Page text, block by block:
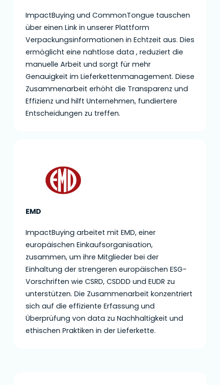
ImpactBuying und CommonTongue tauschen
über einen Link in unserer Plattform
Verpackungsinformationen in Echtzeit aus. Dies
ermöglicht eine nahtlose data , reduziert die
manuelle Arbeit und sorgt für mehr
Genauigkeit im Lieferkettenmanagement. Diese
Zusammenarbeit erhöht die Transparenz und
Effizienz und hilft Unternehmen, fundiertere
Entscheidungen zu treffen.
EMD
ImpactBuying arbeitet mit EMD, einer
europäischen Einkaufsorganisation,
zusammen, um ihre Mitglieder bei der
Einhaltung der strengeren europäischen ESG-
Vorschriften wie CSRD, CSDDD und EUDR zu
unterstützen. Die Zusammenarbeit konzentriert
sich auf die effiziente Erfassung und
Überprüfung von data zu Nachhaltigkeit und
ethischen Praktiken in der Lieferkette.